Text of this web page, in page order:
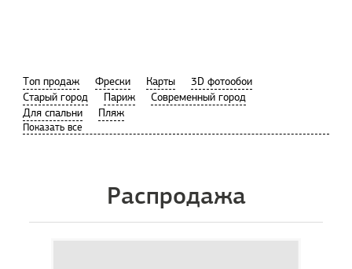
Tоп продаж Фрески Карты
3D фотообои
Старый город
Париж
Современный город
Для спальни
Пляж
Распродажа